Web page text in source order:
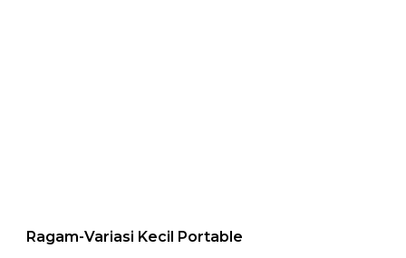
Ragam-Variasi Kecil Portable